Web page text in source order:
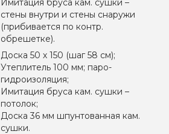
Имитация бруса кам. сушки –
стены внутри и стены снаружи
(прибивается по контр.
обрешетке).
Доска 50 х 150 (шаг 58 см);
Утеплитель 100 мм; паро-
гидроизоляция;
Имитация бруса кам. сушки –
потолок;
Доска 36 мм шпунтованная кам.
сушки.